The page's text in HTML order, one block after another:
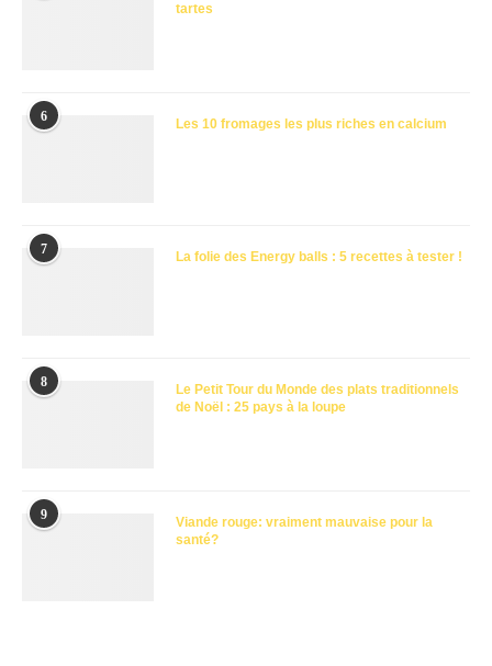
tartes
6 Les 10 fromages les plus riches en calcium
7 La folie des Energy balls : 5 recettes à tester !
8
Le Petit Tour du Monde des plats traditionnels
de Noël : 25 pays à la loupe
9
Viande rouge: vraiment mauvaise pour la
santé?